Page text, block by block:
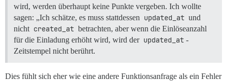
wird, werden überhaupt keine Punkte vergeben. Ich wollte
sagen: „Ich schätze, es muss stattdessen updated_at und
nicht created_at betrachten, aber wenn die Einlöseanzahl
für die Einladung erhöht wird, wird der updated_at -
Zeitstempel nicht berührt.
Dies fühlt sich eher wie eine andere Funktionsanfrage als ein Fehler